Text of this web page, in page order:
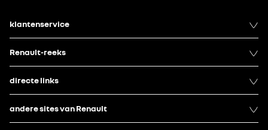
klantenservice
Renault-reeks
directe links
andere sites van Renault